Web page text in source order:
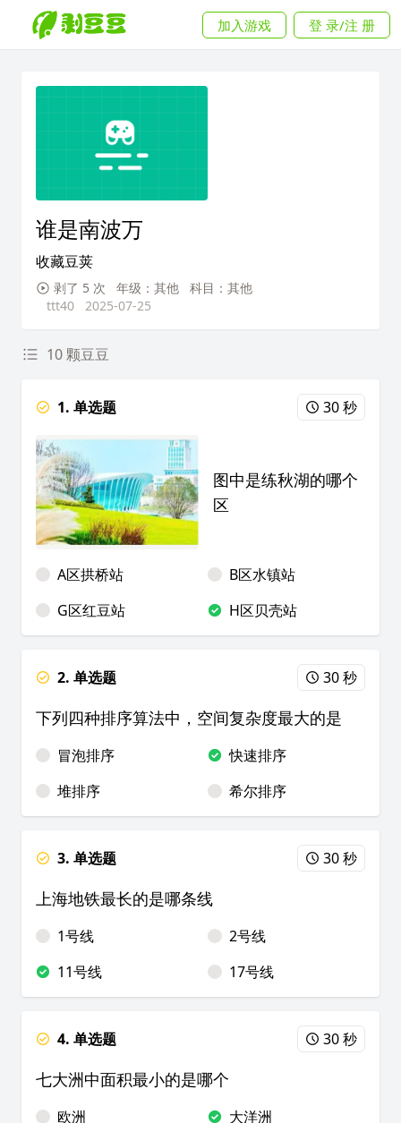
加入游戏 登 录/注 册
谁是南波万
收藏豆荚
剥了 5 次 年级：其他
科目：其他
ttt40
2025-07-25
10 颗豆豆
1. 单选题 30 秒
图中是练秋湖的哪个
区
A区拱桥站
B区水镇站
G区红豆站
H区贝壳站
2. 单选题 30 秒
下列四种排序算法中，空间复杂度最大的是
冒泡排序
快速排序
堆排序
希尔排序
3. 单选题 30 秒
上海地铁最长的是哪条线
1号线
2号线
11号线
17号线
4. 单选题 30 秒
七大洲中面积最小的是哪个
欧洲
大洋洲